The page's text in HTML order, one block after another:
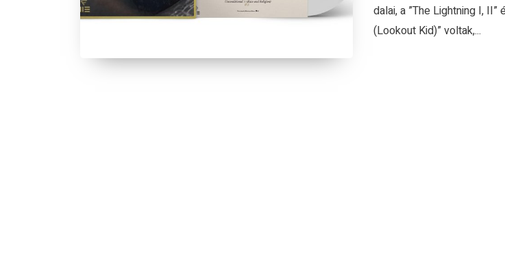
dalai, a ”The Lightning I, II”
(Lookout Kid)” voltak,...